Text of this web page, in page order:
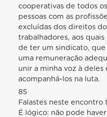
cooperativas de todos
pessoas com as
excluídas dos direitos
trabalhadores, aos
de ter um sindicato, que
uma remuneração
unir a minha voz à deles
acompanhá-los na luta.
85
Falastes neste encontro
É lógico: não pode